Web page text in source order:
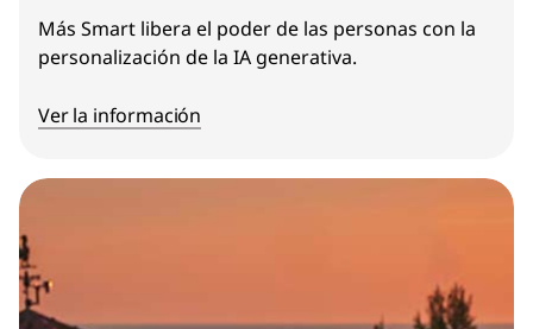
Más Smart libera el poder de las personas con la
personalización de la IA generativa.
Ver la información